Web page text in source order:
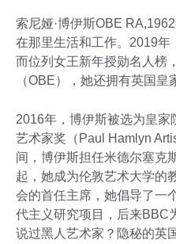
索尼娅·博伊斯OBE
在那里生活和工作。2019
而位列女王新年授勋名人榜
（OBE），她还拥有英国皇
2016年，博伊斯被选为皇家
艺术家奖（Paul Hamlyn
间，博伊斯担任米德尔塞克
起，她成为伦敦艺术大学的
会的首任主席，她倡导了一
代主义研究项目，后来BBC
说过黑人艺术家？隐秘的英